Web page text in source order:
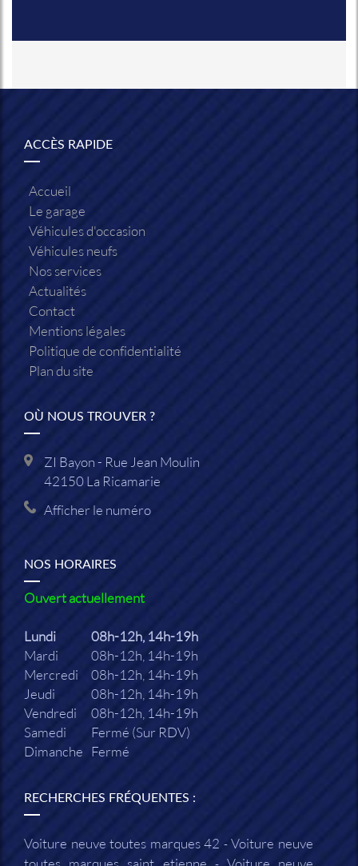
ACCÈS RAPIDE
Accueil
Le garage
Véhicules d'occasion
Véhicules neufs
Nos services
Actualités
Contact
Mentions légales
Politique de confidentialité
Plan du site
OÙ NOUS TROUVER ?
ZI Bayon - Rue Jean Moulin
42150La Ricamarie
Afficher le numéro
NOS HORAIRES
Ouvert actuellement
Lundi
08h-12h, 14h-19h
Mardi
08h-12h, 14h-19h
Mercredi
08h-12h, 14h-19h
Jeudi
08h-12h, 14h-19h
Vendredi
08h-12h, 14h-19h
Samedi
Fermé (Sur RDV)
Dimanche Fermé
RECHERCHES FRÉQUENTES :
Voiture neuve toutes marques 42
Voiture neuve